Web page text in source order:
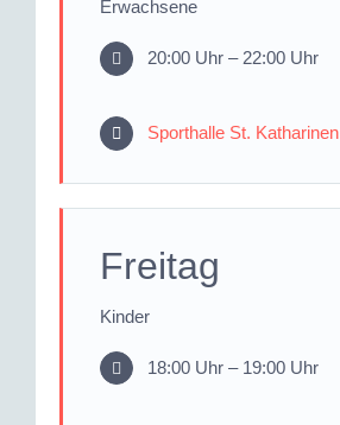
Erwachsene
20:00 Uhr – 22:00 Uhr
Sporthalle St. Katharinen
Freitag
Kinder
18:00 Uhr – 19:00 Uhr